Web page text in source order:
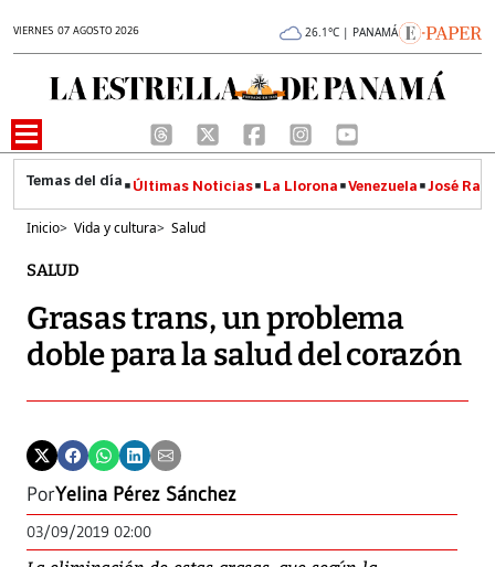
VIERNES 07 AGOSTO 2026 26.1°C | PANAMÁ
Últimas Noticias La Llorona Venezuela José
Inicio> Vida y cultura> Salud
SALUD
Grasas trans, un problema
doble para la salud del corazón
PorYelina Pérez Sánchez
03/09/2019 02:00